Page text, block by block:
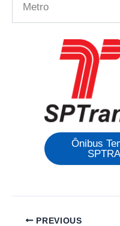
Metro
Ônibus
PREVIOUS